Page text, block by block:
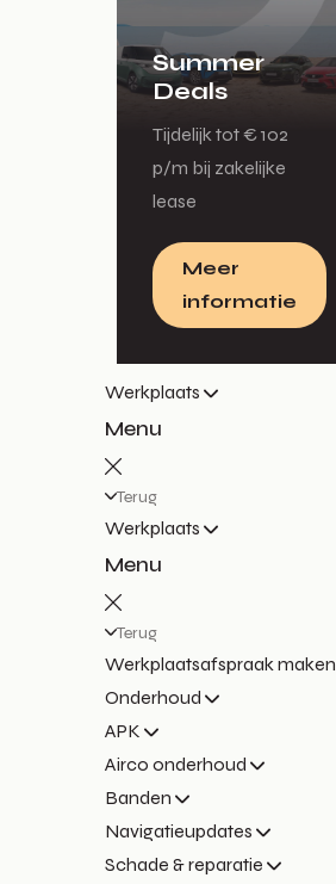
Summer
Deals
Tijdelijk tot € 102
p/m bij zakelijke
lease
Meer
informatie
Werkplaats
Menu
Terug
Werkplaats
Menu
Terug
Werkplaatsafspraak maken
Onderhoud
APK
Airco onderhoud
Banden
Navigatieupdates
Schade & reparatie